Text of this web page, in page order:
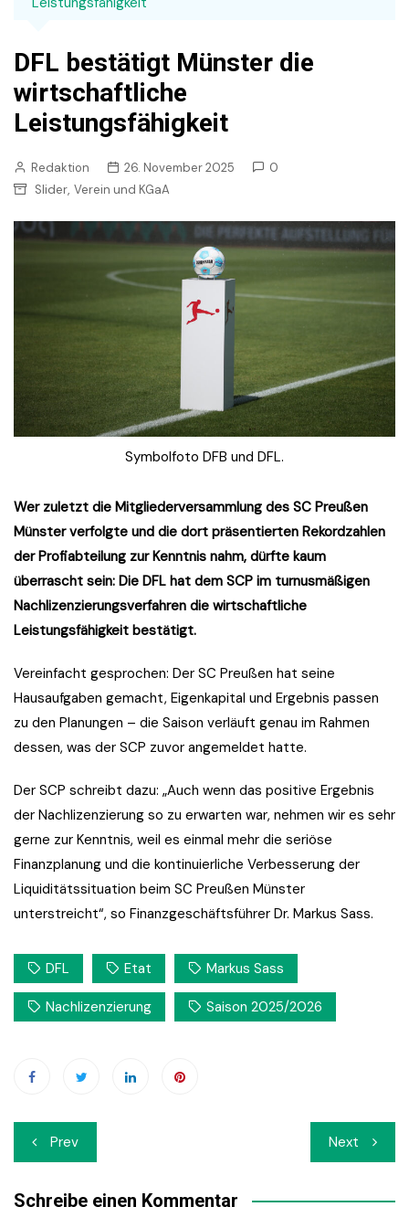
DFL bestätigt Münster die
wirtschaftliche
Leistungsfähigkeit
Redaktion 26. November 2025
0
Slider, Verein und KGaA
Symbolfoto DFB und DFL.
Wer zuletzt die Mitgliederversammlung des SC Preußen
Münster verfolgte und die dort präsentierten Rekordzahlen
der Profiabteilung zur Kenntnis nahm, dürfte kaum
überrascht sein: Die DFL hat dem SCP im turnusmäßigen
Nachlizenzierungsverfahren die wirtschaftliche
Leistungsfähigkeit bestätigt.
Vereinfacht gesprochen: Der SC Preußen hat seine
Hausaufgaben gemacht, Eigenkapital und Ergebnis passen
zu den Planungen – die Saison verläuft genau im Rahmen
dessen, was der SCP zuvor angemeldet hatte.
Der SCP schreibt dazu: „Auch wenn das positive Ergebnis
der Nachlizenzierung so zu erwarten war, nehmen wir es sehr
gerne zur Kenntnis, weil es einmal mehr die seriöse
Finanzplanung und die kontinuierliche Verbesserung der
Liquiditätssituation beim SC Preußen Münster
unterstreicht“, so Finanzgeschäftsführer Dr. Markus Sass.
DFL Etat Markus Sass
Nachlizenzierung Saison 2025/2026
Beitrags-
Navigation
Prev Next
Schreibe einen Kommentar